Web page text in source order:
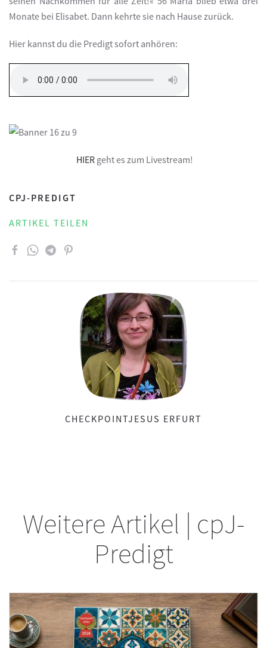
Monate bei Elisabet. Dann kehrte sie nach Hause zurück.
Hier kannst du die Predigt sofort anhören:
HIERgeht es zum Livestream!
CPJ-PREDIGT
ARTIKEL TEILEN
CHECKPOINTJESUS ERFURT
Weitere Artikel | cpJ-
Predigt